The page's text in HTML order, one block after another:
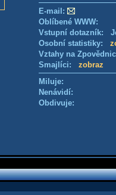
E-mail:
Oblíbené WWW:
Vstupní dotazník:
Osobní statistiky:
Vztahy na
Smajlíci: zobraz
Miluje:
Nenávidí:
Obdivuje: